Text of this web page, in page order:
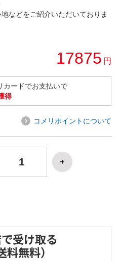
などをご紹介いただいておりま
17875 円
カードでお支払いで
得
コメリポイントについて
受け取る
料無料）